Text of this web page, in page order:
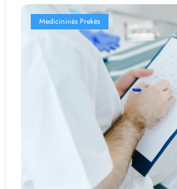
Medicininės Prekės